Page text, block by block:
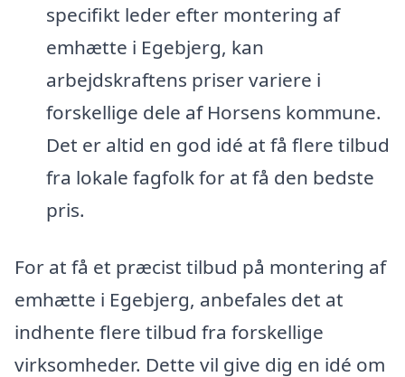
specifikt leder efter montering af
emhætte i Egebjerg, kan
arbejdskraftens priser variere i
forskellige dele af Horsens kommune.
Det er altid en god idé at få flere tilbud
fra lokale fagfolk for at få den bedste
pris.
For at få et præcist tilbud på montering af
emhætte i Egebjerg, anbefales det at
indhente flere tilbud fra forskellige
virksomheder. Dette vil give dig en idé om